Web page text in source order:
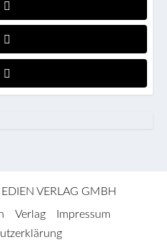
VERLAG GMBH
Verlag
Impressum